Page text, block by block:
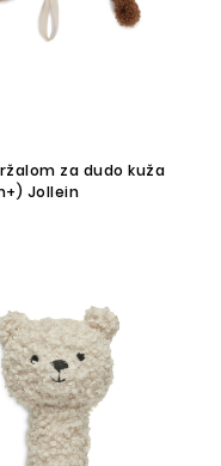
za dudo kuža
Jollein